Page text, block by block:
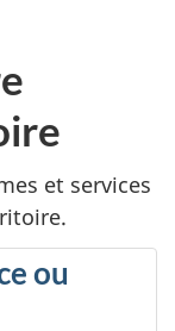
et services
ou